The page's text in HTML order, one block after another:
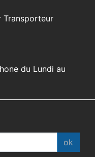
Transporteur
du Lundi au
ok